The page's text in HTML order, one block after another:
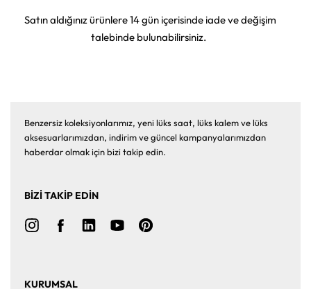
Satın aldığınız ürünlere 14 gün içerisinde iade ve değişim
talebinde bulunabilirsiniz.
Benzersiz koleksiyonlarımız, yeni lüks saat, lüks kalem ve lüks
aksesuarlarımızdan, indirim ve güncel kampanyalarımızdan
haberdar olmak için bizi takip edin.
BİZİ TAKİP EDİN
KURUMSAL